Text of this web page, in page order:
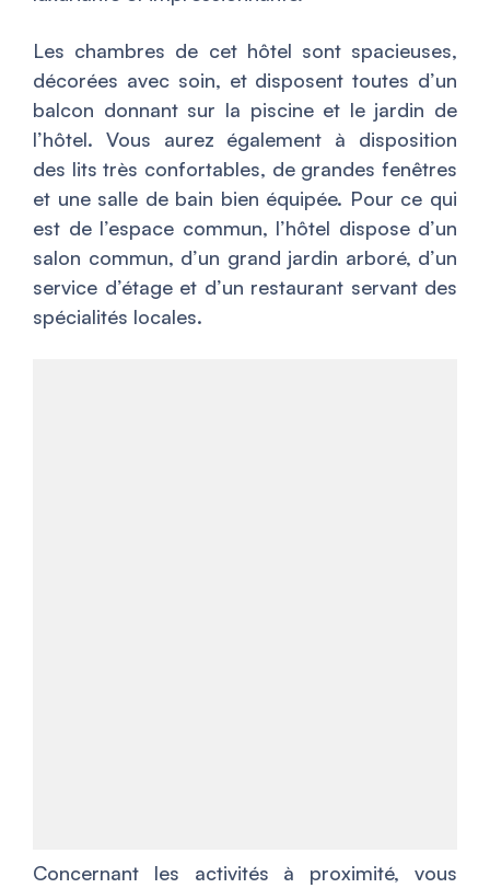
Les chambres de cet hôtel sont spacieuses,
décorées avec soin, et disposent toutes d’un
balcon donnant sur la piscine et le jardin de
l’hôtel. Vous aurez également à disposition
des lits très confortables, de grandes fenêtres
et une salle de bain bien équipée. Pour ce qui
est de l’espace commun, l’hôtel dispose d’un
salon commun, d’un grand jardin arboré, d’un
service d’étage et d’un restaurant servant des
spécialités locales.
Concernant les activités à proximité, vous